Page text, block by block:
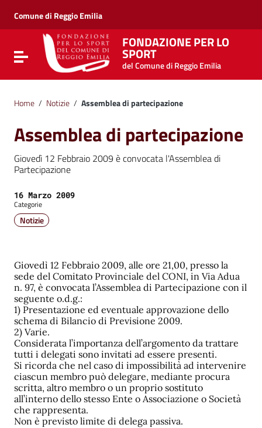
Vai al menu di navigazione
Vai al footer
Comune di Reggio Emilia
Attiva / disattiva la navigazione
FONDAZIONE PER LO
SPORT
del Comune di Reggio Emilia
Home / Notizie / Assemblea di partecipazione
Assemblea di partecipazione
Giovedì 12 Febbraio 2009 è convocata l'Assemblea di
Partecipazione
Data:
16 Marzo 2009
Categorie
Notizie
Giovedì 12 Febbraio 2009, alle ore 21,00, presso la
sede del Comitato Provinciale del CONI, in Via Adua
n. 97, è convocata l’Assemblea di Partecipazione con il
seguente o.d.g.:
1) Presentazione ed eventuale approvazione dello
schema di Bilancio di Previsione 2009.
2) Varie.
Considerata l’importanza dell’argomento da trattare
tutti i delegati sono invitati ad essere presenti.
Si ricorda che nel caso di impossibilità ad intervenire
ciascun membro può delegare, mediante procura
scritta, altro membro o un proprio sostituto
all’interno dello stesso Ente o Associazione o Società
che rappresenta.
Non è previsto limite di delega passiva.